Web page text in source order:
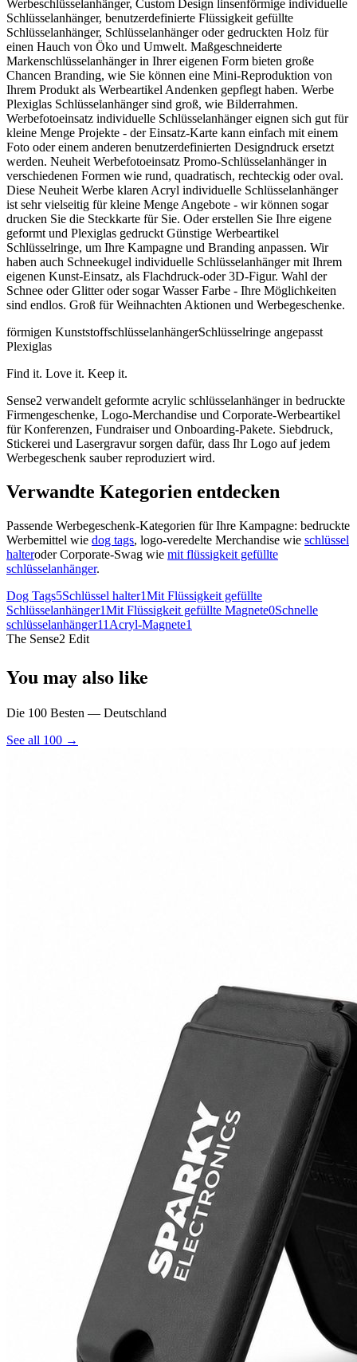
Werbeschlüsselanhänger, Custom Design linsenförmige individuelle
Schlüsselanhänger, benutzerdefinierte Flüssigkeit gefüllte
Schlüsselanhänger, Schlüsselanhänger oder gedruckten Holz für
einen Hauch von Öko und Umwelt. Maßgeschneiderte
Markenschlüsselanhänger in Ihrer eigenen Form bieten große
Chancen Branding, wie Sie können eine Mini-Reproduktion von
Ihrem Produkt als Werbeartikel Andenken gepflegt haben. Werbe
Plexiglas Schlüsselanhänger sind groß, wie Bilderrahmen.
Werbefotoeinsatz individuelle Schlüsselanhänger eignen sich gut für
kleine Menge Projekte - der Einsatz-Karte kann einfach mit einem
Foto oder einem anderen benutzerdefinierten Designdruck ersetzt
werden. Neuheit Werbefotoeinsatz Promo-Schlüsselanhänger in
verschiedenen Formen wie rund, quadratisch, rechteckig oder oval.
Diese Neuheit Werbe klaren Acryl individuelle Schlüsselanhänger
ist sehr vielseitig für kleine Menge Angebote - wir können sogar
drucken Sie die Steckkarte für Sie. Oder erstellen Sie Ihre eigene
geformt und Plexiglas gedruckt Günstige Werbeartikel
Schlüsselringe, um Ihre Kampagne und Branding anpassen. Wir
haben auch Schneekugel individuelle Schlüsselanhänger mit Ihrem
eigenen Kunst-Einsatz, als Flachdruck-oder 3D-Figur. Wahl der
Schnee oder Glitter oder sogar Wasser Farbe - Ihre Möglichkeiten
sind endlos. Groß für Weihnachten Aktionen und Werbegeschenke.
förmigen KunststoffschlüsselanhängerSchlüsselringe angepasst
Plexiglas
Find it. Love it. Keep it.
Sense2 verwandelt geformte acrylic schlüsselanhänger in bedruckte
Firmengeschenke, Logo-Merchandise und Corporate-Werbeartikel
für Konferenzen, Fundraiser und Onboarding-Pakete. Siebdruck,
Stickerei und Lasergravur sorgen dafür, dass Ihr Logo auf jedem
Werbegeschenk sauber reproduziert wird.
Verwandte Kategorien entdecken
Passende Werbegeschenk-Kategorien für Ihre Kampagne: bedruckte
Werbemittel wie dog tags, logo-veredelte Merchandise wie schlüssel
halteroder Corporate-Swag wie mit flüssigkeit gefüllte
schlüsselanhänger.
Dog Tags5Schlüssel halter1Mit Flüssigkeit gefüllte
Schlüsselanhänger1Mit Flüssigkeit gefüllte Magnete0Schnelle
schlüsselanhänger11 Acryl-Magnete1
The Sense2 Edit
You may also like
Die 100 Besten — Deutschland
See all 100 →